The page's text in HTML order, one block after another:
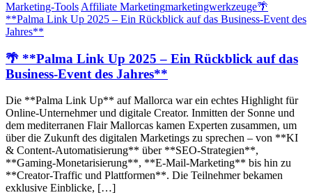
Marketing-Tools Affiliate Marketingmarketingwerkzeuge🌴
**Palma Link Up 2025 – Ein Rückblick auf das Business-Event des
Jahres**
🌴 **Palma Link Up 2025 – Ein Rückblick auf das
Business-Event des Jahres**
Die **Palma Link Up** auf Mallorca war ein echtes Highlight für
Online-Unternehmer und digitale Creator. Inmitten der Sonne und
dem mediterranen Flair Mallorcas kamen Experten zusammen, um
über die Zukunft des digitalen Marketings zu sprechen – von **KI
& Content-Automatisierung** über **SEO-Strategien**,
**Gaming-Monetarisierung**, **E-Mail-Marketing** bis hin zu
**Creator-Traffic und Plattformen**. Die Teilnehmer bekamen
exklusive Einblicke, […]